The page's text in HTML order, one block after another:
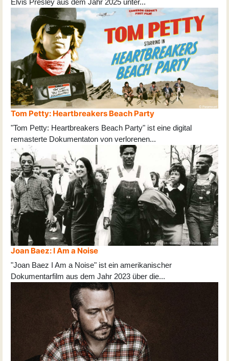
Elvis Presley aus dem Jahr 2025 unter...
Tom Petty: Heartbreakers Beach Party
"Tom Petty: Heartbreakers Beach Party" ist eine digital
remasterte Dokumentaton von verlorenen...
Joan Baez: I Am a Noise
"Joan Baez I Am a Noise" ist ein amerikanischer
Dokumentarfilm aus dem Jahr 2023 über die...